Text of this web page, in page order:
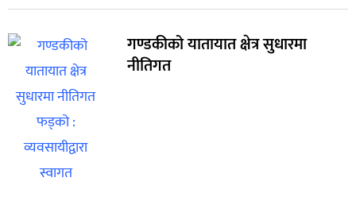
गण्डकीको यातायात क्षेत्र सुधारमा
नीतिगत